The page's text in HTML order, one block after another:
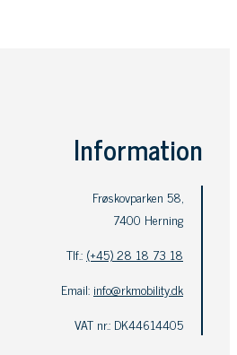
Information
Frøskovparken 58,
7400 Herning
Tlf.: (+45) 28 18 73 18
Email: info@rkmobility.dk
VAT nr.: DK44614405